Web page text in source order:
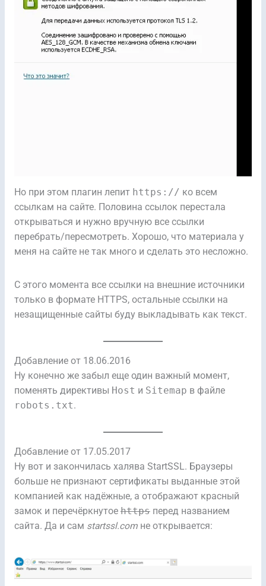
Но при этом плагин лепит https:// ко всем
ссылкам на сайте. Половина ссылок перестала
открываться и нужно вручную все ссылки
перебрать/пересмотреть. Хорошо, что материала у
меня на сайте не так много и сделать это несложно.
С этого момента все ссылки на внешние источники
только в формате HTTPS, остальные ссылки на
незащищенные сайты буду выкладывать как текст.
Добавление от 18.06.2016
Ну конечно же забыл еще один важный момент,
поменять директивы Host и Sitemap в файле
robots.txt.
Добавление от 17.05.2017
Ну вот и закончилась халява StartSSL. Браузеры
больше не признают сертификаты выданные этой
компанией как надёжные, а отображают красный
замок и перечёркнутое httpsперед названием
сайта. Да и сам startssl.comне открывается: